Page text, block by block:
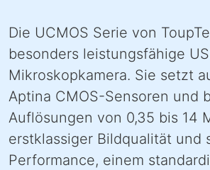
Die UCMOS Serie von
besonders leistungsfähige
Mikroskopkamera. Sie setzt
Aptina CMOS-Sensoren und
Auflösungen von 0,35 bis 14
erstklassiger Bildqualität und
Performance, einem